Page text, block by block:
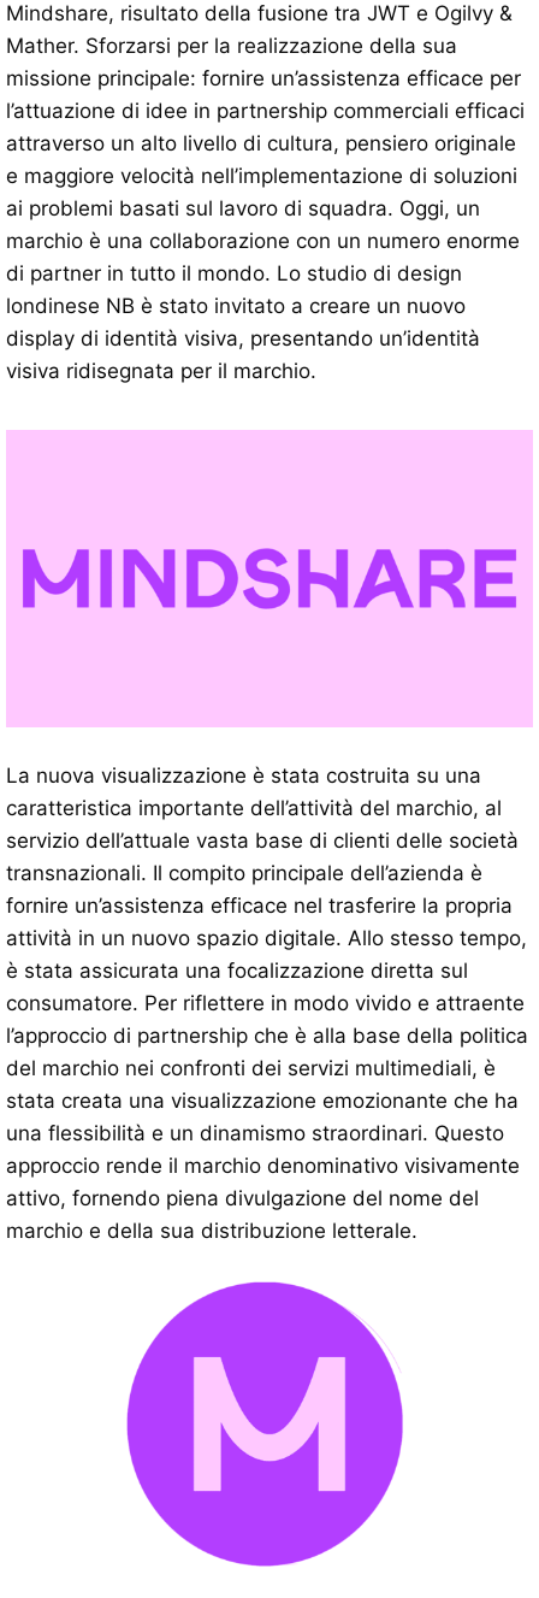
Mindshare, risultato della fusione tra JWT e Ogilvy &
Mather. Sforzarsi per la realizzazione della sua
missione principale: fornire un’assistenza efficace per
l’attuazione di idee in partnership commerciali efficaci
attraverso un alto livello di cultura, pensiero originale
e maggiore velocità nell’implementazione di soluzioni
ai problemi basati sul lavoro di squadra. Oggi, un
marchio è una collaborazione con un numero enorme
di partner in tutto il mondo. Lo studio di design
londinese NB è stato invitato a creare un nuovo
display di identità visiva, presentando un’identità
visiva ridisegnata per il marchio.
La nuova visualizzazione è stata costruita su una
caratteristica importante dell’attività del marchio, al
servizio dell’attuale vasta base di clienti delle società
transnazionali. Il compito principale dell’azienda è
fornire un’assistenza efficace nel trasferire la propria
attività in un nuovo spazio digitale. Allo stesso tempo,
è stata assicurata una focalizzazione diretta sul
consumatore. Per riflettere in modo vivido e attraente
l’approccio di partnership che è alla base della politica
del marchio nei confronti dei servizi multimediali, è
stata creata una visualizzazione emozionante che ha
una flessibilità e un dinamismo straordinari. Questo
approccio rende il marchio denominativo visivamente
attivo, fornendo piena divulgazione del nome del
marchio e della sua distribuzione letterale.